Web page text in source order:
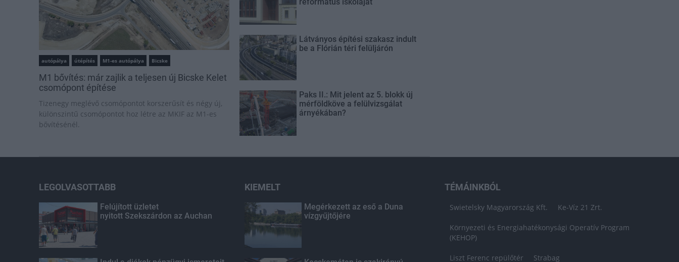
autópálya útépítés M1-es autópálya Bicske
M1 bővítés: már zajlik a teljesen új Bicske Kelet
csomópont építése
Tizenegy meglévő csomópontot korszerűsít és négy új,
különszintű csomópontot hoz létre az MKIF az M1-es
bővítésénél.
református iskoláját
Látványos építési szakasz indult
be a Flórián téri felüljárón
Paks II.: Mit jelent az 5. blokk új
mérföldköve a felülvizsgálat
árnyékában?
LEGOLVASOTTABB
Felújított üzletet
nyitott Szekszárdon az Auchan
KIEMELT
Megérkezett az eső a Duna
vízgyűjtőjére
TÉMÁINKBÓL
Swietelsky Magyarország Kft. Ke-Víz 21 Zrt.
Környezeti és Energiahatékonysági Operatív Program
(KEHOP)
Liszt Ferenc repülőtér Strabag